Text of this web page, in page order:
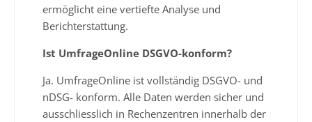
ermöglicht eine vertiefte Analyse und
Berichterstattung.
Ist UmfrageOnline DSGVO-konform?
Ja. UmfrageOnline ist vollständig DSGVO- und
nDSG- konform. Alle Daten werden sicher und
ausschliesslich in Rechenzentren innerhalb der